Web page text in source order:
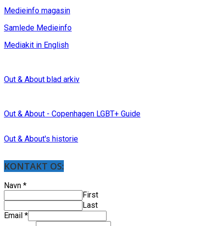
Medieinfo magasin
Samlede Medieinfo
Mediakit in English
Out & About blad arkiv
Out & About - Copenhagen LGBT+ Guide
Out & About's historie
KONTAKT OS:
Navn *
First
Last
Email *